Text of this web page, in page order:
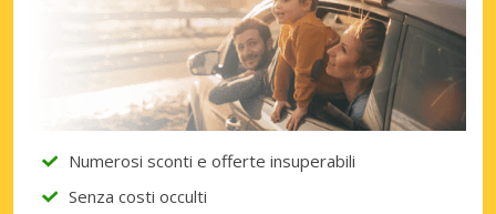
Numerosi sconti e offerte insuperabili
Senza costi occulti